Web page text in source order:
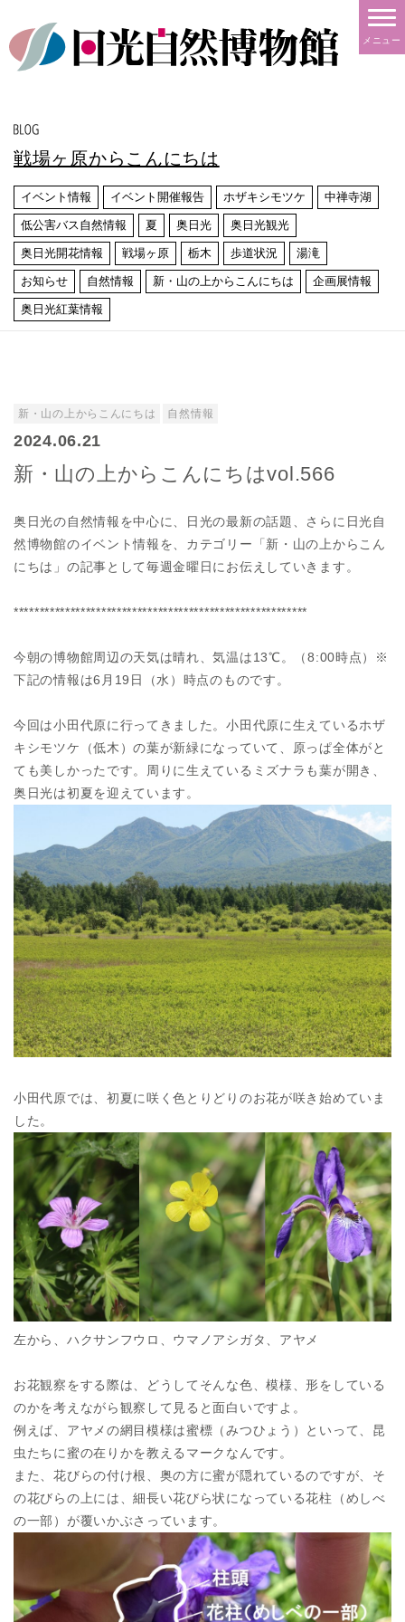
メニュー
戦場ヶ原からこんにちは
イベント情報 イベント開催報告 ホザキシモツケ 中禅寺湖
低公害バス自然情報 夏 奥日光 奥日光観光
奥日光開花情報 戦場ヶ原 栃木 歩道状況 湯滝
お知らせ 自然情報 新・山の上からこんにちは 企画展情報
奥日光紅葉情報
新・山の上からこんにちは 自然情報
2024.06.21
新・山の上からこんにちはvol.566
奥日光の自然情報を中心に、日光の最新の話題、さらに日光自
然博物館のイベント情報を、カテゴリー「新・山の上からこん
にちは」の記事として毎週金曜日にお伝えしていきます。
*********************************************************
今朝の博物館周辺の天気は晴れ、気温は13℃。（8:00時点）※
下記の情報は6月19日（水）時点のものです。
今回は小田代原に行ってきました。小田代原に生えているホザ
キシモツケ（低木）の葉が新緑になっていて、原っぱ全体がと
ても美しかったです。周りに生えているミズナラも葉が開き、
奥日光は初夏を迎えています。
小田代原では、初夏に咲く色とりどりのお花が咲き始めていま
した。
左から、ハクサンフウロ、ウマノアシガタ、アヤメ
お花観察をする際は、どうしてそんな色、模様、形をしている
のかを考えながら観察して見ると面白いですよ。
例えば、アヤメの網目模様は蜜標（みつひょう）といって、昆
虫たちに蜜の在りかを教えるマークなんです。
また、花びらの付け根、奥の方に蜜が隠れているのですが、そ
の花びらの上には、細長い花びら状になっている花柱（めしべ
の一部）が覆いかぶさっています。